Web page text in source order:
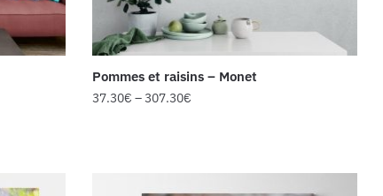
Pommes et raisins – Monet
37.30€ –307.30€